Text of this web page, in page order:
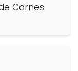
Carnes